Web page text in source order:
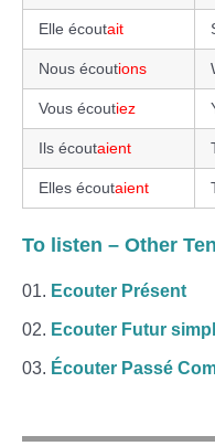
Elle écoutait
Nous écoutions
Vous écoutiez
Ils écoutaient
Elles écoutaient
To listen – Other
Ecouter Présent
Ecouter Futur
Écouter Passé